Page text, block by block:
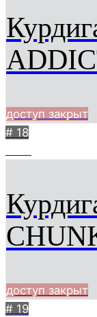
доступ закрыт
# 18
доступ закрыт
# 19